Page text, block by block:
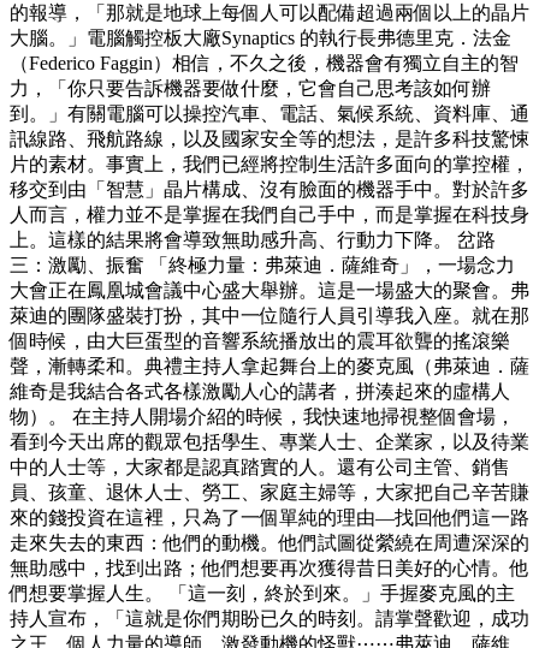
的報導，「那就是地球上每個人可以配備超過兩個以上的晶片
大腦。」電腦觸控板大廠Synaptics 的執行長弗德里克．法金
（Federico Faggin）相信，不久之後，機器會有獨立自主的智
力，「你只要告訴機器要做什麼，它會自己思考該如何辦
到。」有關電腦可以操控汽車、電話、氣候系統、資料庫、通
訊線路、飛航路線，以及國家安全等的想法，是許多科技驚悚
片的素材。事實上，我們已經將控制生活許多面向的掌控權，
移交到由「智慧」晶片構成、沒有臉面的機器手中。對於許多
人而言，權力並不是掌握在我們自己手中，而是掌握在科技身
上。這樣的結果將會導致無助感升高、行動力下降。 岔路
三：激勵、振奮 「終極力量：弗萊迪．薩維奇」，一場念力
大會正在鳳凰城會議中心盛大舉辦。這是一場盛大的聚會。弗
萊迪的團隊盛裝打扮，其中一位隨行人員引導我入座。就在那
個時候，由大巨蛋型的音響系統播放出的震耳欲聾的搖滾樂
聲，漸轉柔和。典禮主持人拿起舞台上的麥克風（弗萊迪．薩
維奇是我結合各式各樣激勵人心的講者，拼湊起來的虛構人
物）。 在主持人開場介紹的時候，我快速地掃視整個會場，
看到今天出席的觀眾包括學生、專業人士、企業家，以及待業
中的人士等，大家都是認真踏實的人。還有公司主管、銷售
員、孩童、退休人士、勞工、家庭主婦等，大家把自己辛苦賺
來的錢投資在這裡，只為了一個單純的理由—找回他們這一路
走來失去的東西：他們的動機。他們試圖從縈繞在周遭深深的
無助感中，找到出路；他們想要再次獲得昔日美好的心情。他
們想要掌握人生。 「這一刻，終於到來。」手握麥克風的主
持人宣布，「這就是你們期盼已久的時刻。請掌聲歡迎，成功